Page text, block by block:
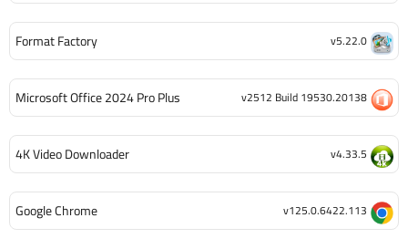
Format Factory v5.22.0
Microsoft Office 2024 Pro Plus v2512 Build 19530.20138
4K Video Downloader v4.33.5
Google Chrome v125.0.6422.113